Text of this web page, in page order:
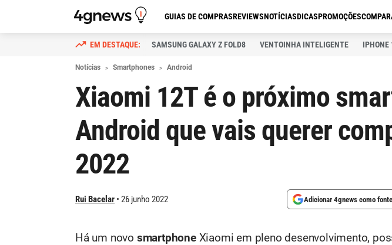
GUIAS DE COMPRASREVIEWSNOTÍCIASDICASPROMOÇÕES
SAMSUNG GALAXY Z FOLD8 VENTOINHA INTELIGENTE IPHONE
Notícias Smartphones Android
Xiaomi 12T é o próximo
Android que vais querer
2022
Rui Bacelar 26 junho 2022 Adicionar 4gnews como
Há um novo smartphoneXiaomi em pleno desenvolvimento,